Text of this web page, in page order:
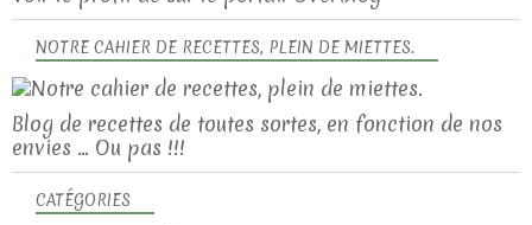
NOTRE CAHIER DE RECETTES, PLEIN DE MIETTES.
Blog de recettes de toutes sortes, en fonction de nos
envies ... Ou pas !!!
CATÉGORIES